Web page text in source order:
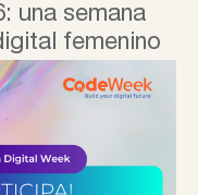
una semana
femenino